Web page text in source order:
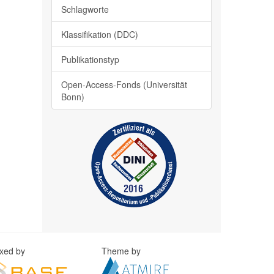
Schlagworte
Klassifikation (DDC)
Publikationstyp
Open-Access-Fonds (Universität
Bonn)
by Theme by